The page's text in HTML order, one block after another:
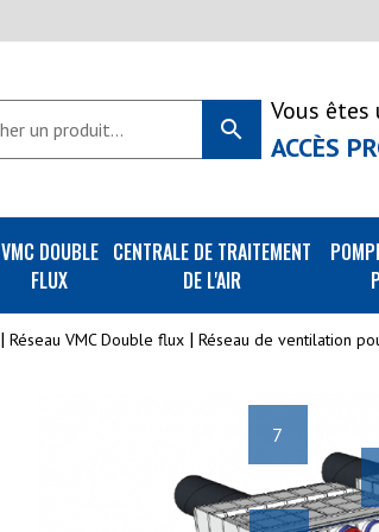
search
Vous
ACCÈS
VMC DOUBLE
FLUX
CENTRALE DE TRAITEMENT
DE L'AIR
Réseau VMC Double flux Réseau de ventilation
7